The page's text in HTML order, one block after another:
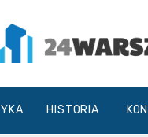
HISTORIA